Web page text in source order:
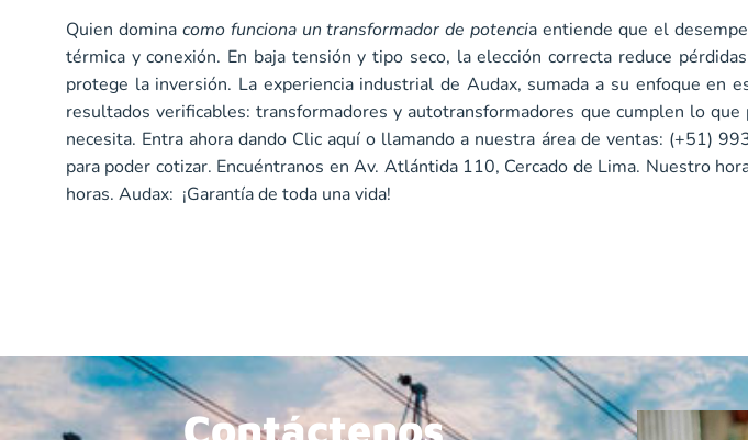
Quien domina como funciona un transformador de potencia entiende que el
térmica y conexión. En baja tensión y tipo seco, la elección correcta reduce
protege la inversión. La experiencia industrial de Audax, sumada a su enfoque en
resultados verificables: transformadores y autotransformadores que cumplen lo
necesita. Entra ahora dando Clic aquí o llamando a nuestra área de ventas: (+51)
para poder cotizar. Encuéntranos en Av. Atlántida 110, Cercado de Lima. Nuestro
horas. Audax: ¡Garantía de toda una vida!
Contáctenos